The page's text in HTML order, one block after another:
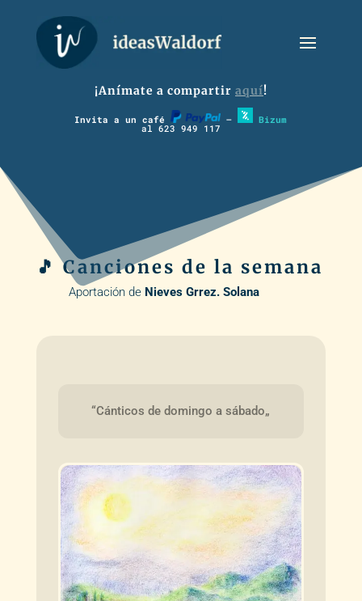
¡Anímate a compartir aquí!
Invita a un café – Bizum
al 623 949 117
🎵 Canciones de la semana
Aportación de Nieves Grrez. Solana
“Cánticos de domingo a sábado„